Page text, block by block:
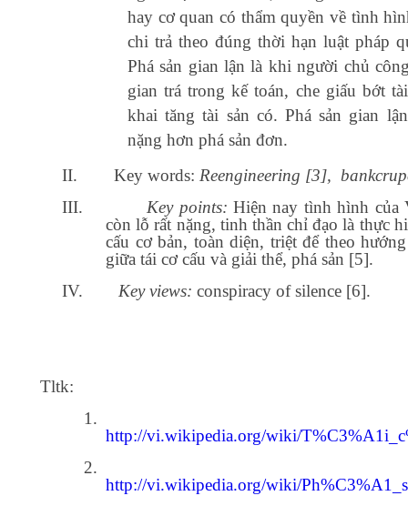
hay cơ quan có thẩm quyền về tình
chi trả theo đúng thời hạn luật pháp
Phá sản gian lận là khi người chủ
gian trá trong kế toán, che giấu bớt
khai tăng tài sản có. Phá sản gian
nặng hơn phá sản đơn.
II.
Key words: Reengineering [3],
III.
Key points:Hiện nay tình hình của
còn lỗ rất nặng, tinh thần chỉ đạo là thực
cấu cơ bản, toàn diện, triệt để theo
giữa tái cơ cấu và giải thể, phá sản [5].
IV.
Key views: conspiracy of silence [6].
Tltk:
1.
http://vi.wikipedia.org/wiki/
2.
http://vi.wikipedia.org/wiki/